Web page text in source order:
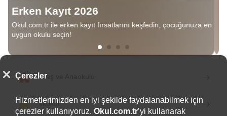
Erken Kayıt 2026
Okul.com.tr ile erken kayıt fırsatlarını keşfedin, çocuğunuza en
uygun okulu seçin!
Kreş ve Anaokulu
İlkokul
Çerezler
Hizmetlerimizden en iyi şekilde faydalanabilmek için
çerezler kullanıyoruz. Okul.com.tr’yi kullanarak